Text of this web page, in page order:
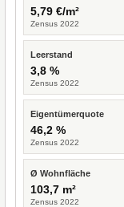
5,79 €/m²
Zensus 2022
Leerstand
3,8 %
Zensus 2022
Eigentümerquote
46,2 %
Zensus 2022
Ø Wohnfläche
103,7 m²
Zensus 2022